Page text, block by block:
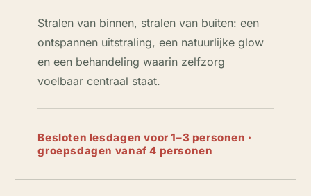
Stralen van binnen, stralen van buiten: een
ontspannen uitstraling, een natuurlijke glow
en een behandeling waarin zelfzorg
voelbaar centraal staat.
Besloten lesdagen voor 1–3 personen ·
groepsdagen vanaf 4 personen